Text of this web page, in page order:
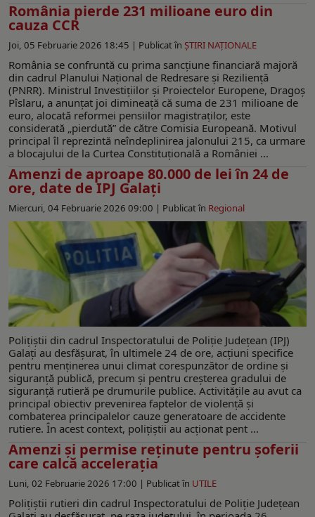
România pierde 231 milioane euro din
cauza CCR
Joi, 05 Februarie 2026 18:45 | Publicat în ŞTIRI NAŢIONALE
România se confruntă cu prima sancțiune financiară majoră
din cadrul Planului Național de Redresare și Reziliență
(PNRR). Ministrul Investițiilor și Proiectelor Europene, Dragoș
Pîslaru, a anunțat joi dimineață că suma de 231 milioane de
euro, alocată reformei pensiilor magistraților, este
considerată „pierdută” de către Comisia Europeană. Motivul
principal îl reprezintă neîndeplinirea jalonului 215, ca urmare
a blocajului de la Curtea Constituțională a României ...
Amenzi de aproape 80.000 de lei în 24 de
ore, date de IPJ Galați
Miercuri, 04 Februarie 2026 09:00 | Publicat în Regional
Polițiștii din cadrul Inspectoratului de Poliție Județean (IPJ)
Galați au desfășurat, în ultimele 24 de ore, acțiuni specifice
pentru menținerea unui climat corespunzător de ordine și
siguranță publică, precum și pentru creșterea gradului de
siguranță rutieră pe drumurile publice. Activitățile au avut ca
principal obiectiv prevenirea faptelor de violență și
combaterea principalelor cauze generatoare de accidente
rutiere. În acest context, polițiștii au acționat pent ...
Amenzi şi permise reținute pentru șoferii
care calcă accelerația
Luni, 02 Februarie 2026 17:00 | Publicat în UTILE
Polițiștii rutieri din cadrul Inspectoratului de Poliție Județean